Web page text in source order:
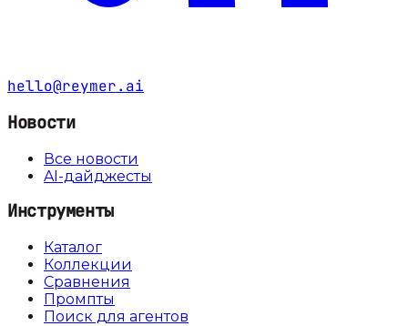
hello@reymer.ai
Новости
Все новости
AI-дайджесты
Инструменты
Каталог
Коллекции
Сравнения
Промпты
Поиск для агентов